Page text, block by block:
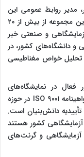
مدیر روابط عمومی این
شرکت دانش‌بنیان در تشریح فعالیت‌های این مجموعه از بیش از ۲۰
و صنعتی خبر
دانشگاه‌های کشور، در
تحلیل خواص مغناطیسی
در نمایشگاه‌های
تجهیزات ساخت داخل، موفق به دریافت گواهینامه ISO ۹۰۰۱ در حوزه
دانش‌بنیان است.
کشور هستند
آزمایشگاهی و گرنت‌های